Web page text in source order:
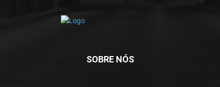
SOBRE NÓS